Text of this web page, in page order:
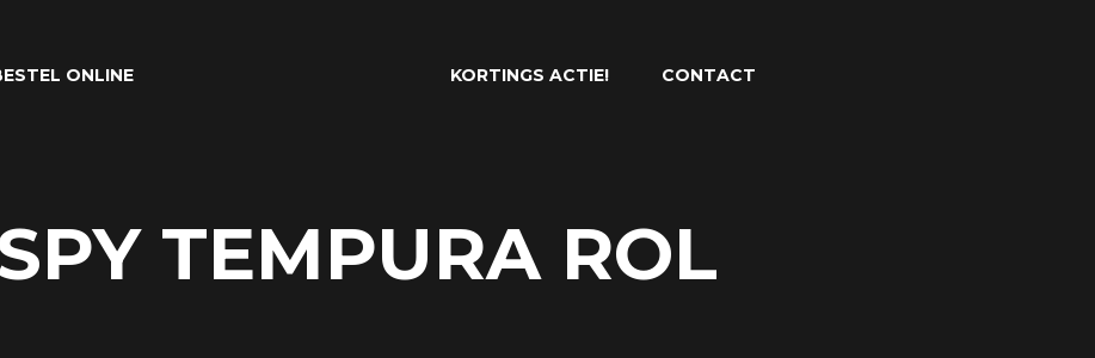
ONLINE KORTINGS ACTIE! CONTACT
TEMPURA ROL